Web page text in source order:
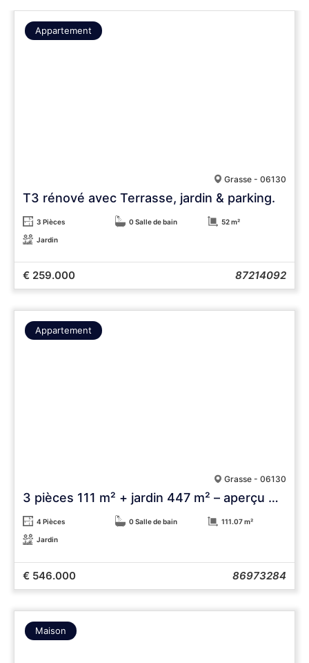
Appartement
Grasse - 06130
T3 rénové avec Terrasse, jardin & parking.
3 Pièces 0 Salle de bain 52 m²
Jardin
€ 259.000 87214092
Appartement
Grasse - 06130
3 pièces 111 m² + jardin 447 m² – aperçu mer
4 Pièces 0 Salle de bain 111.07 m²
Jardin
€ 546.000 86973284
Maison